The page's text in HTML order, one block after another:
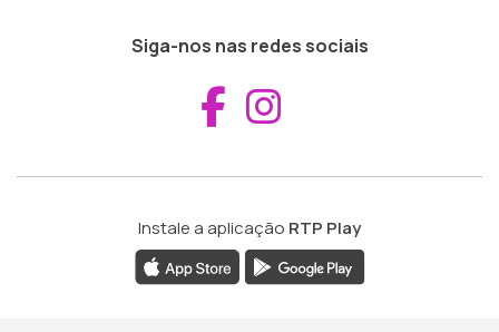
Siga-nos nas redes sociais
Aceder ao
Instale a aplicação RTP Play